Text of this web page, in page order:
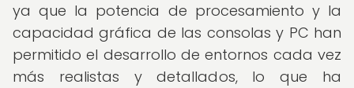
ya que la potencia de procesamiento y la
capacidad gráfica de las consolas y PC han
permitido el desarrollo de entornos cada vez
más realistas y detallados, lo que ha